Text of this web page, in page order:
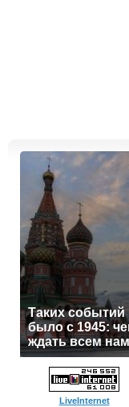
Таких событий
было с 1945:
ждать всем
LiveInternet